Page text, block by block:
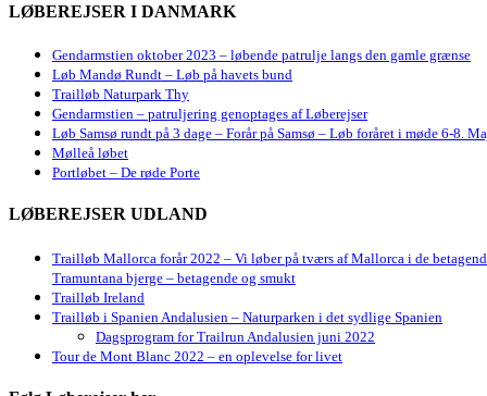
LØBEREJSER I DANMARK
Gendarmstien oktober 2023 – løbende patrulje langs den gamle grænse
Løb Mandø Rundt – Løb på havets bund
Trailløb Naturpark Thy
Gendarmstien – patruljering genoptages af Løberejser
Løb Samsø rundt på 3 dage – Forår på Samsø – Løb foråret i møde 6-8.
Mølleå løbet
Portløbet – De røde Porte
LØBEREJSER UDLAND
Trailløb Mallorca forår 2022 – Vi løber på tværs af Mallorca i de
Tramuntana bjerge – betagende og smukt
Trailløb Ireland
Trailløb i Spanien Andalusien – Naturparken i det sydlige Spanien
Dagsprogram for Trailrun Andalusien juni 2022
Tour de Mont Blanc 2022 – en oplevelse for livet